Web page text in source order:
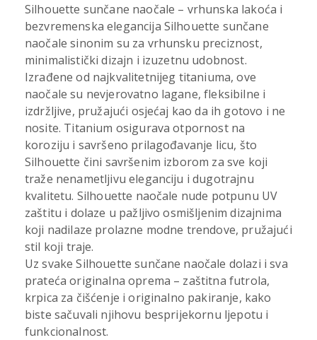
Silhouette sunčane naočale – vrhunska lakoća i
bezvremenska elegancija Silhouette sunčane
naočale sinonim su za vrhunsku preciznost,
minimalistički dizajn i izuzetnu udobnost.
Izrađene od najkvalitetnijeg titaniuma, ove
naočale su nevjerovatno lagane, fleksibilne i
izdržljive, pružajući osjećaj kao da ih gotovo i ne
nosite. Titanium osigurava otpornost na
koroziju i savršeno prilagođavanje licu, što
Silhouette čini savršenim izborom za sve koji
traže nenametljivu eleganciju i dugotrajnu
kvalitetu. Silhouette naočale nude potpunu UV
zaštitu i dolaze u pažljivo osmišljenim dizajnima
koji nadilaze prolazne modne trendove, pružajući
stil koji traje.
Uz svake Silhouette sunčane naočale dolazi i sva
prateća originalna oprema – zaštitna futrola,
krpica za čišćenje i originalno pakiranje, kako
biste sačuvali njihovu besprijekornu ljepotu i
funkcionalnost.